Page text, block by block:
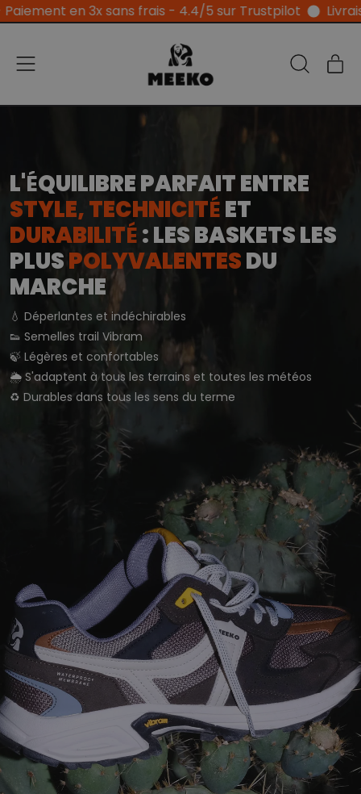
frais - 4.4/5 sur Trustpilot Livraisons et échanges
Menu
notre
L'ÉQUILIBRE PARFAIT ENTRE
STYLE, TECHNICITÉET
DURABILITÉ: LES BASKETS LES
PLUSPOLYVALENTESDU
MARCHE
💧 Déperlantes et indéchirables
👟 Semelles trail Vibram
🍃 Légères et confortables
🌦️ S'adaptent à tous les terrains et toutes les météos
♻️ Durables dans tous les sens du terme